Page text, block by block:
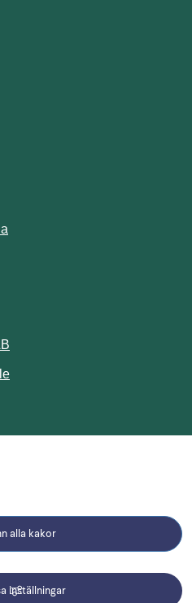
alla kakor
inställningar
annan webbplats.
Länk till annan webbplats.